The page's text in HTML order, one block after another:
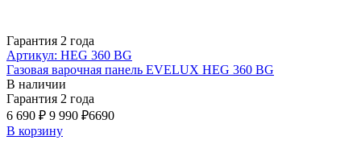
Гарантия 2 года
Артикул: HEG 360 BG
Газовая варочная панель EVELUX HEG 360 BG
В наличии
Гарантия 2 года
6 690 ₽ 9 990 ₽6690
В корзину